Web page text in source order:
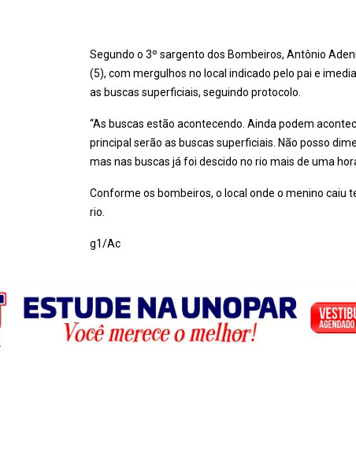
Segundo o 3º sargento dos Bombeiros, Antônio
(5), com mergulhos no local indicado pelo pai e
as buscas superficiais, seguindo protocolo.
“As buscas estão acontecendo. Ainda podem
principal serão as buscas superficiais. Não posso
mas nas buscas já foi descido no rio mais de uma
Conforme os bombeiros, o local onde o menino caiu
rio.
g1/Ac